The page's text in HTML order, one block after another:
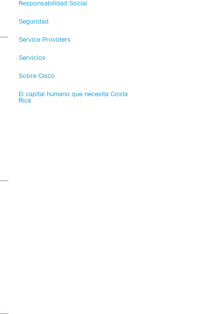
Responsabilidad Social
Seguridad
Service Providers
Servicios
Sobre Cisco
El capital humano que necesita Costa
Rica